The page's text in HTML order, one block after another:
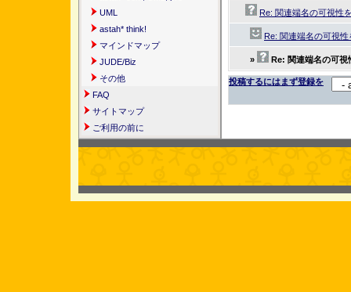
UML
astah* think!
マインドマップ
JUDE/Biz
その他
FAQ
サイトマップ
ご利用の前に
Re: 関連端名の可視性
Re: 関連端名の可視
» Re: 関連端名の可視
投稿するにはまず登録を